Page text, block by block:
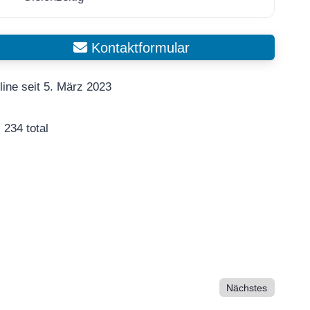
Kontaktformular
seit 5. März 2023
234 total
Nächstes